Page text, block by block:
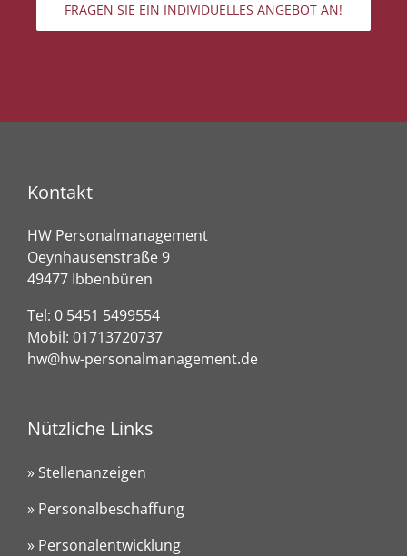
FRAGEN SIE EIN INDIVIDUELLES ANGEBOT AN!
Kontakt
HW Personalmanagement
Oeynhausenstraße 9
49477 Ibbenbüren
Tel: 0 5451 5499554
Mobil: 01713720737
hw@hw-personalmanagement.de
Nützliche Links
» Stellenanzeigen
» Personalbeschaffung
» Personalentwicklung